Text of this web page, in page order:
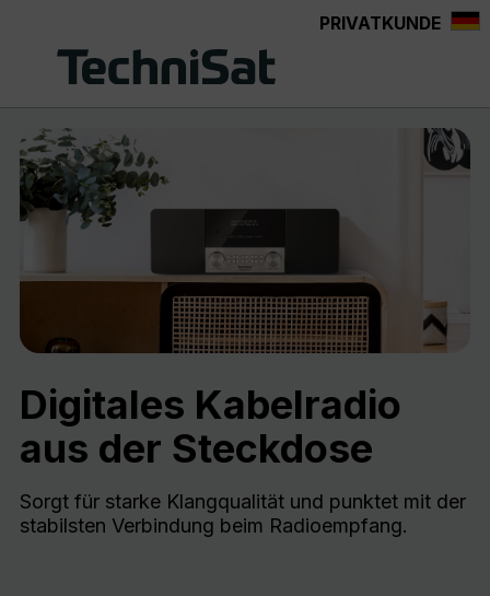
PRIVATKUNDE
Digitales Kabelradio
aus der Steckdose
Sorgt für starke Klangqualität und punktet mit der
stabilsten Verbindung beim Radioempfang.